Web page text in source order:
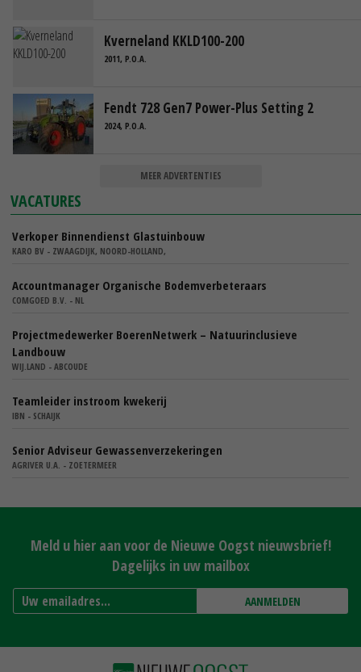
Kverneland KKLD100-200
2011, P.O.A.
Fendt 728 Gen7 Power-Plus Setting 2
2024, P.O.A.
MEER ADVERTENTIES
VACATURES
Verkoper Binnendienst Glastuinbouw
KARO BV - ZWAAGDIJK, NOORD-HOLLAND,
Accountmanager Organische Bodemverbeteraars
COMGOED B.V. - NL
Projectmedewerker BoerenNetwerk – Natuurinclusieve
Landbouw
WIJ.LAND - ABCOUDE
Teamleider instroom kwekerij
IBN - SCHAIJK
Senior Adviseur Gewassenverzekeringen
AGRIVER U.A. - ZOETERMEER
Meld u hier aan voor de Nieuwe Oogst nieuwsbrief!
Dagelijks in uw mailbox
AANMELDEN